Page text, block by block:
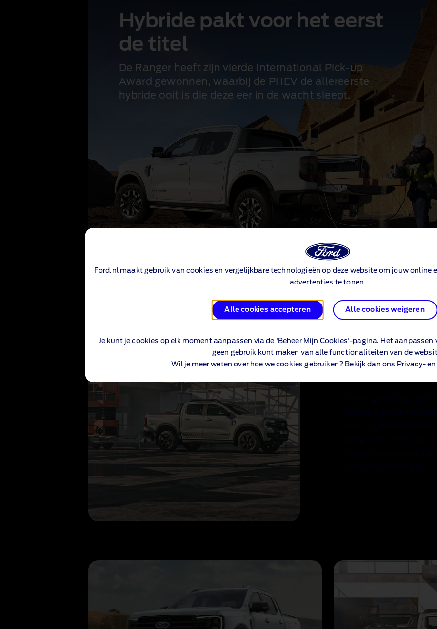
Hybride pakt voor het eerst
de titel
De Ranger heeft zijn vierde International Pick-up
Award gewonnen, waarbij de PHEV de allereerste
hybride ooit is die deze eer in de wacht sleept.
Europa's
hybride
Ford.nl maakt gebruik van cookies en vergelijkbare technologieën op deze website om jouw online
advertenties te tonen.
Alle cookies accepteren Alle cookies weigeren
Je kunt je cookies op elk moment aanpassen via de ' Beheer Mijn Cookies'-pagina. Het aanpassen
geen gebruik kunt maken van alle functionaliteiten van de
Wil je meer weten over hoe we cookies gebruiken? Bekijk dan ons Privacy-en